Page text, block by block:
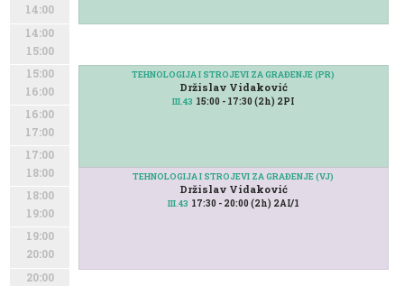
14:00
14:00
15:00
15:00
16:00
16:00
17:00
17:00
18:00
18:00
19:00
19:00
20:00
20:00
TEHNOLOGIJA I STROJEVI ZA GRAĐENJE (PR)
Držislav Vidaković
III.43 15:00 - 17:30 (2h) 2PI
TEHNOLOGIJA I STROJEVI ZA GRAĐENJE (VJ)
Držislav Vidaković
III.43 17:30 - 20:00 (2h) 2AI/1